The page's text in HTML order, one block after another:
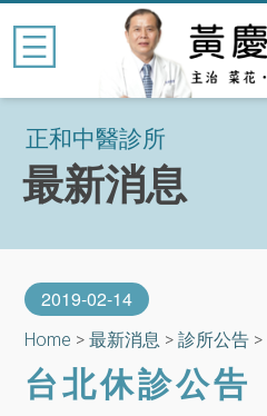
正和中醫診所
最新消息
2019-02-14
Home > 最新消息 > 診所公告 >
台北休診公告